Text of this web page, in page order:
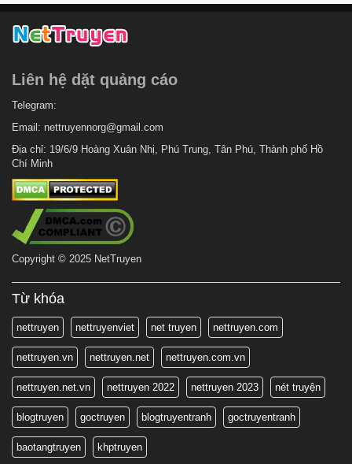
Liên hệ dặt quảng cáo
Telegram:
Email: nettruyennorg@gmail.com
Địa chỉ: 19/6/9 Hoàng Xuân Nhị, Phú Trung, Tân Phú, Thành phố Hồ
Chí Minh
Copyright © 2025 NetTruyen
Từ khóa
nettruyen nettruyenviet net truyen nettruyen.com
nettruyen.vn nettruyen.net nettruyen.com.vn
nettruyen.net.vn nettruyen 2022 nettruyen 2023 nét truyện
blogtruyen goctruyen blogtruyentranh goctruyentranh
baotangtruyen khptruyen